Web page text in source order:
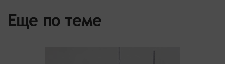
Еще по теме